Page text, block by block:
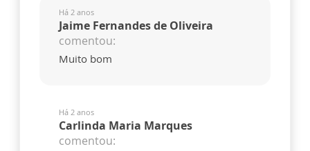
Há 2 anos
Jaime Fernandes de Oliveira
comentou:
Muito bom
Há 2 anos
Carlinda Maria Marques
comentou: